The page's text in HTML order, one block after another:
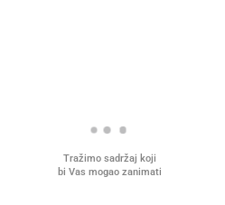
Tražimo sadržaj koji
bi Vas mogao zanimati